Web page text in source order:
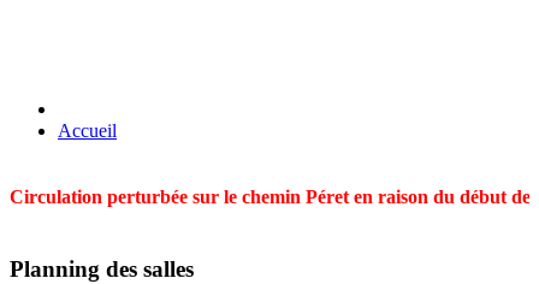
Accueil
Circulation perturbée sur le chemin Péret en raison du début
Planning des salles